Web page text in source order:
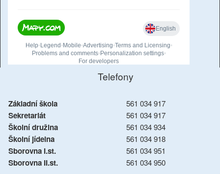
Telefony
Základní škola 561 034 917
Sekretariát 561 034 917
Školní družina 561 034 934
Školní jídelna 561 034 918
Sborovna I.st. 561 034 951
Sborovna II.st. 561 034 950